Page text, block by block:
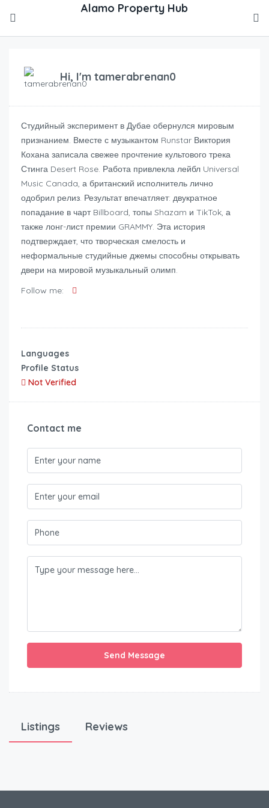
Hi, I'm tamerabrenan0
Студийный эксперимент в Дубае обернулся мировым
признанием. Вместе с музыкантом Runstar Виктория
Кохана записала свежее прочтение культового трека
Стинга Desert Rose. Работа привлекла лейбл Universal
Music Canada, а британский исполнитель лично
одобрил релиз. Результат впечатляет: двукратное
попадание в чарт Billboard, топы Shazam и TikTok, а
также лонг-лист премии GRAMMY. Эта история
подтверждает, что творческая смелость и
неформальные студийные джемы способны открывать
двери на мировой музыкальный олимп.
Follow me:
Languages
Profile Status
Not Verified
Contact me
Send Message
Listings Reviews